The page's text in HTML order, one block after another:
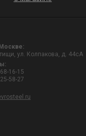
ул. Колпакова, д. 44сА
16-15
58-27